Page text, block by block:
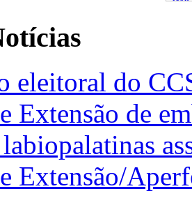
eleitoral do
Extensão de
Extensão/